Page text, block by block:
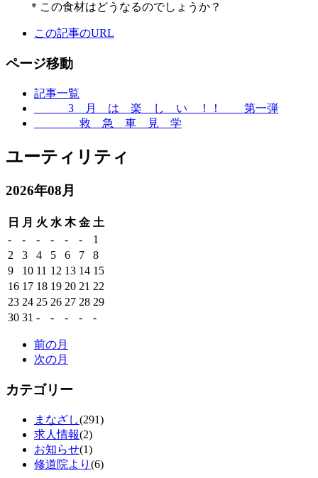
＊この食材はどうなるのでしょうか？
この記事のURL
ページ移動
記事一覧
3 月 は 楽 し い ！！ 第一弾
救 急 車 見 学
ユーティリティ
2026年08月
日 月 火 水 木 金 土
-
- - - - -
1
2
3 4 5 6 7
8
9
10 11 12 13 14 15
16 17 18 19 20 21 22
23 24 25 26 27 28 29
30 31 - - - - -
前の月
次の月
カテゴリー
まなざし(291)
求人情報(2)
お知らせ(1)
修道院より (6)